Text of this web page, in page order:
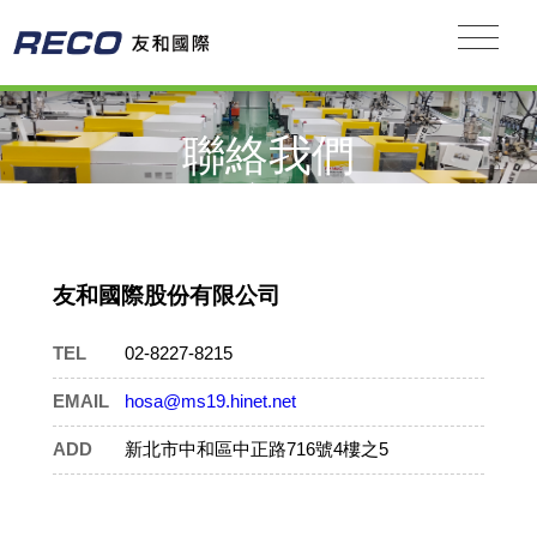
聯絡我們
友和國際股份有限公司
TEL 02-8227-8215
EMAIL hosa@ms19.hinet.net
ADD 新北市中和區中正路716號4樓之5